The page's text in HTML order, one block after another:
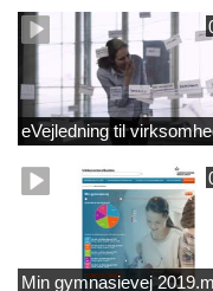
eVejledning til
Min gymnasievej